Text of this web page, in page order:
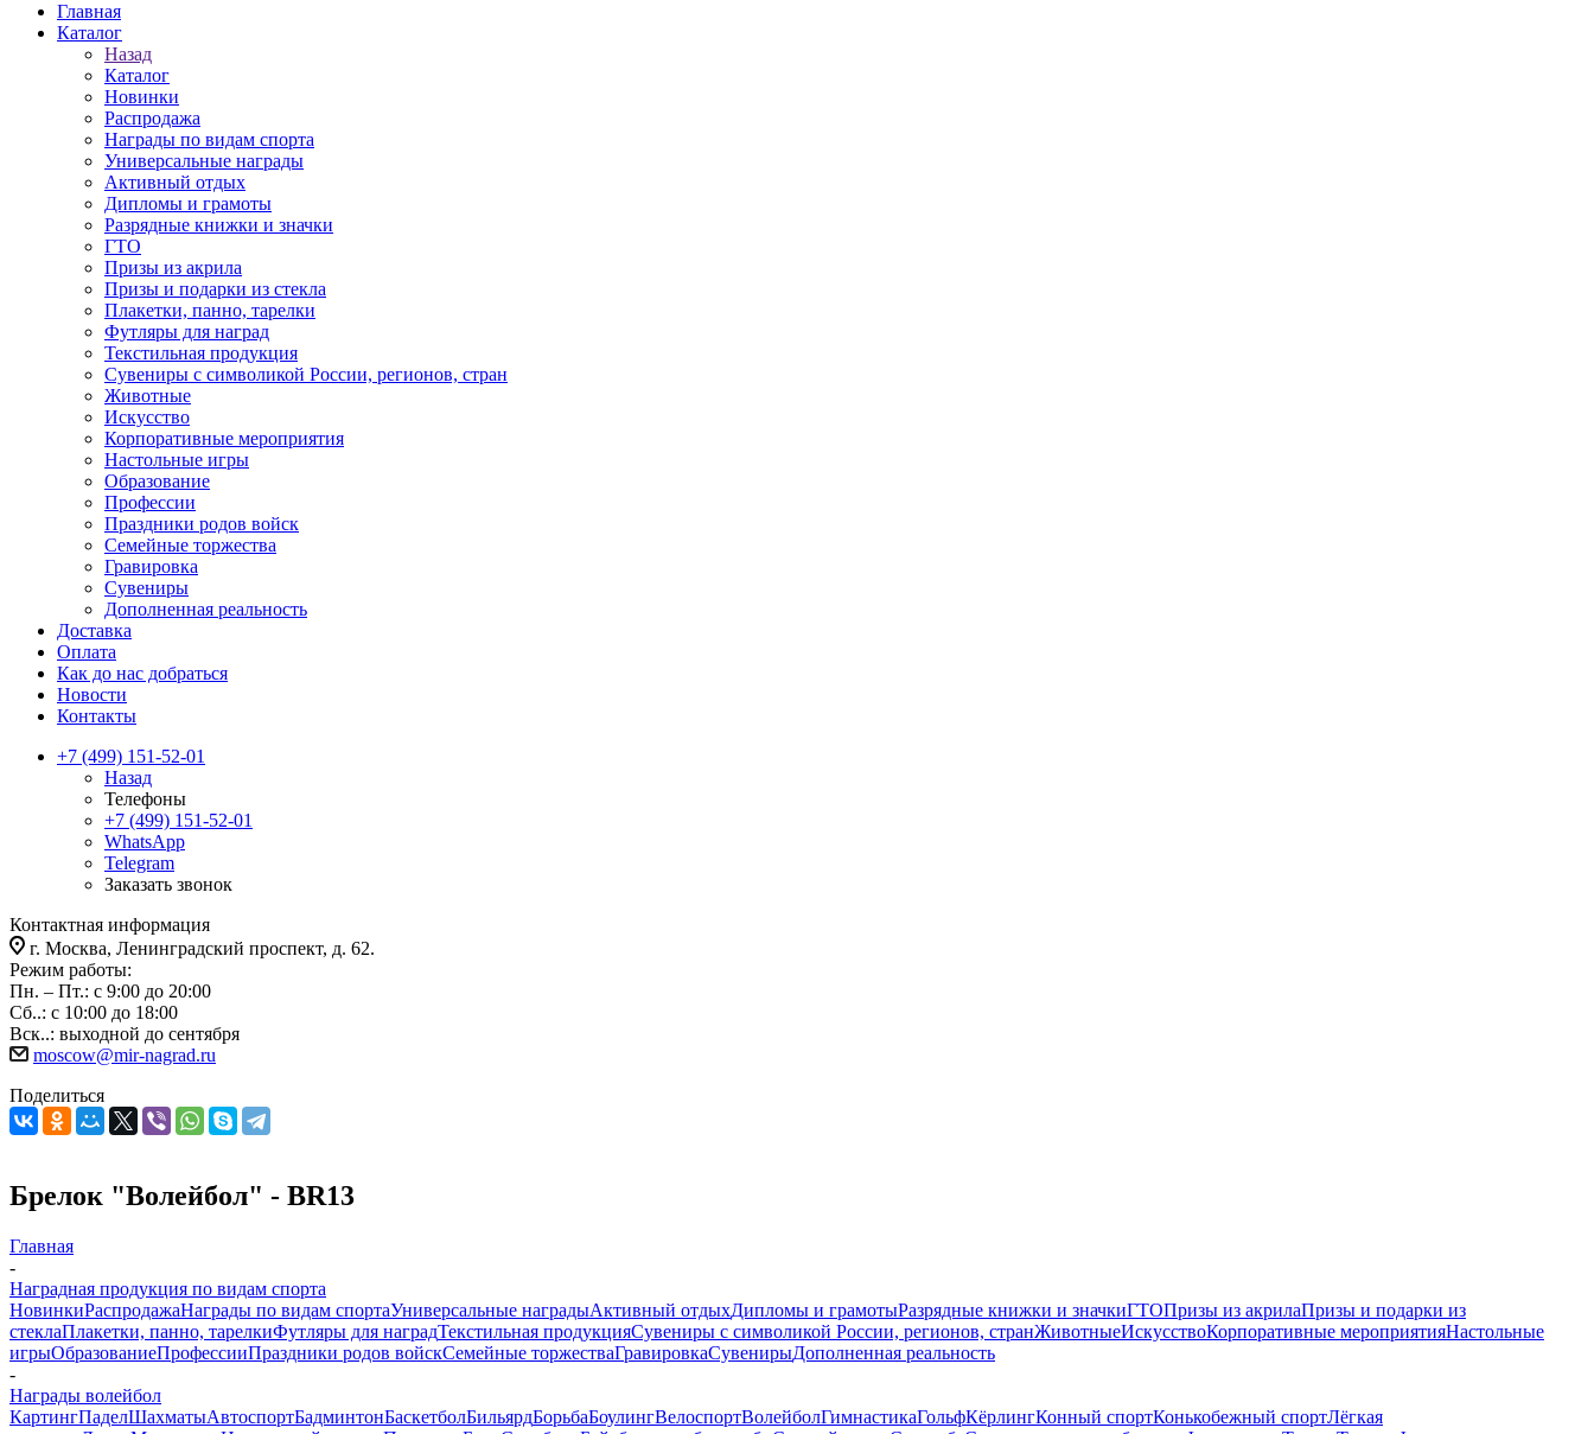
Главная
Каталог
Назад
Каталог
Новинки
Распродажа
Награды по видам спорта
Универсальные награды
Активный отдых
Дипломы и грамоты
Разрядные книжки и значки
ГТО
Призы из акрила
Призы и подарки из стекла
Плакетки, панно, тарелки
Футляры для наград
Текстильная продукция
Сувениры с символикой России, регионов, стран
Животные
Искусство
Корпоративные мероприятия
Настольные игры
Образование
Профессии
Праздники родов войск
Семейные торжества
Гравировка
Сувениры
Дополненная реальность
Доставка
Оплата
Как до нас добраться
Новости
Контакты
+7 (499) 151-52-01
Назад
Телефоны
+7 (499) 151-52-01
WhatsApp
Telegram
Заказать звонок
Контактная информация
г. Москва, Ленинградский проспект, д. 62.
Режим работы:
Пн. – Пт.: с 9:00 до 20:00
Сб..: с 10:00 до 18:00
Вск..: выходной до сентября
moscow@mir-nagrad.ru
Поделиться
Брелок "Волейбол" - BR13
Главная
-
Наградная продукция по видам спорта
НовинкиРаспродажаНаграды по видам спортаУниверсальные наградыАктивный отдыхДипломы и грамотыРазрядные книжки и значкиГТОПризы из акрилаПризы и подарки из
стеклаПлакетки, панно, тарелкиФутляры для наградТекстильная продукцияСувениры с символикой России, регионов, странЖивотныеИскусствоКорпоративные мероприятияНастольные
игрыОбразованиеПрофессииПраздники родов войскСемейные торжестваГравировкаСувенирыДополненная реальность
-
Награды волейбол
КартингПаделШахматыАвтоспортБадминтонБаскетболБильярдБорьбаБоулингВелоспортВолейболГимнастикаГольфКёрлингКонный спортКонькобежный спортЛёгкая